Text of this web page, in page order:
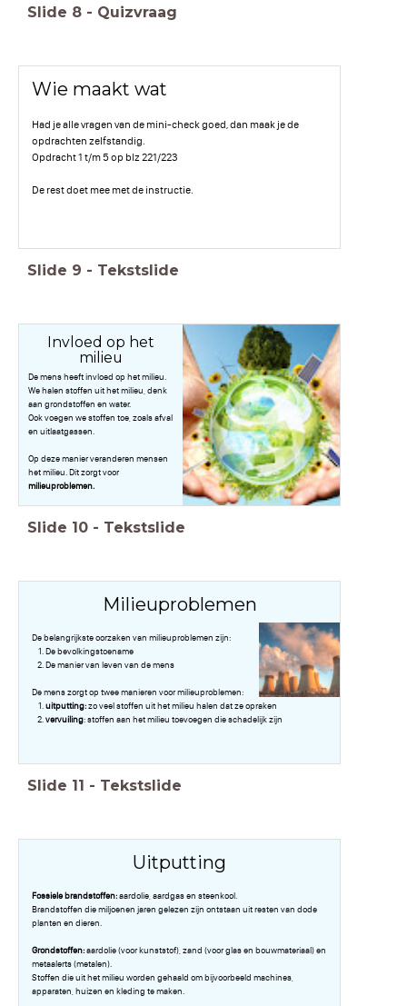
Slide 8 - Quizvraag
Wie maakt wat
Had je alle vragen van de mini-check goed, dan maak je de
opdrachten zelfstandig.
Opdracht 1 t/m 5 op blz 221/223
De rest doet mee met de instructie.
Slide 9 - Tekstslide
Invloed op het
milieu
De mens heeft invloed op het milieu.
We halen stoffen uit het milieu, denk
aan grondstoffen en water.
Ook voegen we stoffen toe, zoals afval
en uitlaatgassen.
Op deze manier veranderen mensen
het milieu. Dit zorgt voor
milieuproblemen.
Slide 10 - Tekstslide
Milieuproblemen
De belangrijkste oorzaken van milieuproblemen zijn:
De bevolkingstoename
De manier van leven van de mens
De mens zorgt op twee manieren voor milieuproblemen:
uitputting:zo veel stoffen uit het milieu halen dat ze opraken
vervuiling: stoffen aan het milieu toevoegen die schadelijk zijn
Slide 11 - Tekstslide
Uitputting
Fossiele brandstoffen:aardolie, aardgas en steenkool.
Brandstoffen die miljoenen jaren gelezen zijn ontstaan uit resten van dode
planten en dieren.
Grondstoffen:aardolie (voor kunststof), zand (voor glas en bouwmateriaal) en
metaalerts (metalen).
Stoffen die uit het milieu worden gehaald om bijvoorbeeld machines,
apparaten, huizen en kleding te maken.